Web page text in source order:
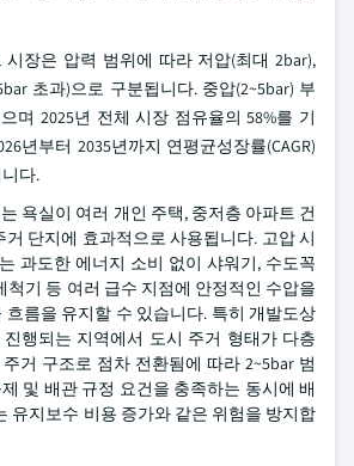
장은 압력 범위에 따라 저압(최대 2bar),
초과)으로 구분됩니다. 중압(2~5bar) 부
며 2025년 전체 시장 점유율의 58%를 기
년부터 2035년까지 연평균성장률(CAGR)
다.
욕실이 여러 개인 주택, 중저층 아파트 건
거 단지에 효과적으로 사용됩니다. 고압 시
과도한 에너지 소비 없이 샤워기, 수도꼭
척기 등 여러 급수 지점에 안정적인 수압을
흐름을 유지할 수 있습니다. 특히 개발도상
행되는 지역에서 도시 주거 형태가 다층
거 구조로 점차 전환됨에 따라 2~5bar 범
및 배관 규정 요건을 충족하는 동시에 배
유지보수 비용 증가와 같은 위험을 방지합